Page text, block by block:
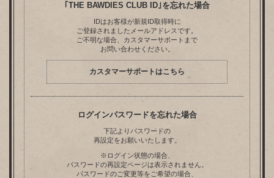
｢THE BAWDIES CLUB ID｣を忘れた場合
IDはお客様が新規ID取得時に
ご登録されましたメールアドレスです。
ご不明な場合、カスタマーサポートまで
お問い合わせください。
カスタマーサポートはこちら
ログインパスワードを忘れた場合
下記よりパスワードの
再設定をお願いいたします。
※ログイン状態の場合、
パスワードの再設定ページは表示されません。
パスワードのご変更等をご希望の場合、